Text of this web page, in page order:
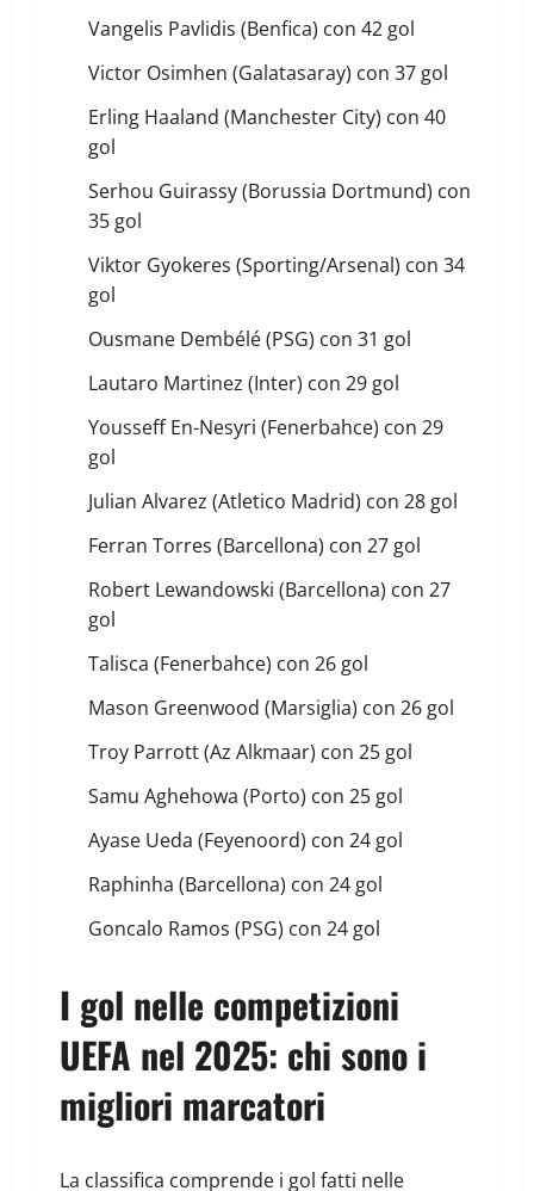
Vangelis Pavlidis (Benfica) con 42 gol
Victor Osimhen (Galatasaray) con 37 gol
Erling Haaland (Manchester City) con 40
gol
Serhou Guirassy (Borussia Dortmund) con
35 gol
Viktor Gyokeres (Sporting/Arsenal) con 34
gol
Ousmane Dembélé (PSG) con 31 gol
Lautaro Martinez (Inter) con 29 gol
Yousseff En-Nesyri (Fenerbahce) con 29
gol
Julian Alvarez (Atletico Madrid) con 28 gol
Ferran Torres (Barcellona) con 27 gol
Robert Lewandowski (Barcellona) con 27
gol
Talisca (Fenerbahce) con 26 gol
Mason Greenwood (Marsiglia) con 26 gol
Troy Parrott (Az Alkmaar) con 25 gol
Samu Aghehowa (Porto) con 25 gol
Ayase Ueda (Feyenoord) con 24 gol
Raphinha (Barcellona) con 24 gol
Goncalo Ramos (PSG) con 24 gol
I gol nelle competizioni
UEFA nel 2025: chi sono i
migliori marcatori
La classifica comprende i gol fatti nelle